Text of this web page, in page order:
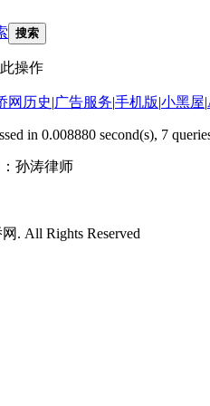
搜索
操作
网历史|广告服务|手机版|小黑屋|
in 0.008880 second(s), 7
孙涛律师
. All Rights Reserved